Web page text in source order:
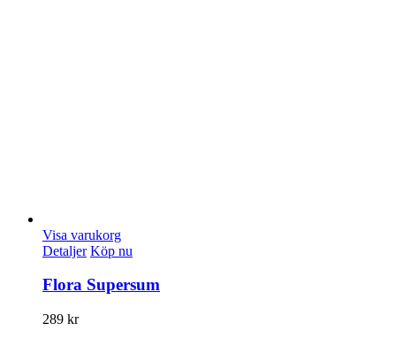
Visa varukorg
Detaljer Köp nu
Flora Supersum
289 kr